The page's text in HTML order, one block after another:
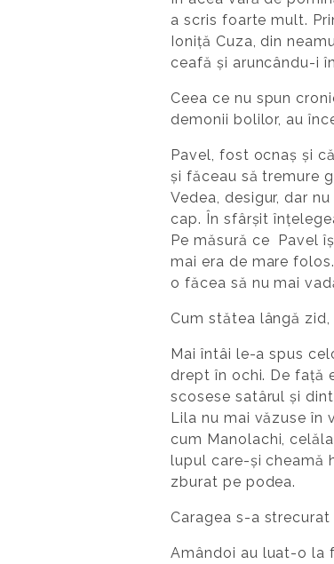
a scris foarte mult.
Ioniță Cuza, din
ceafă și aruncându-i
Ceea ce nu spun
demonii bolilor, au
Pavel, fost ocnaș și
și făceau să tremure
Vedea, desigur, dar
cap. În sfârșit
Pe măsură ce Pavel
mai era de mare
o făcea să nu mai
Cum stătea lângă
Mai întâi le-a spus
drept în ochi. De față
scosese satârul și
Lila nu mai văzuse în
cum Manolachi,
lupul care-și cheamă
zburat pe podea.
Caragea s-a
Amândoi au luat-o la